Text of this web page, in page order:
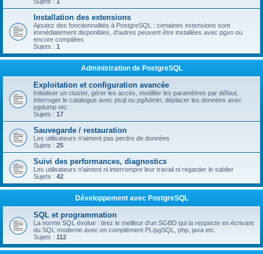
Installation des extensions
Ajoutez des fonctionnalités à PostgreSQL : certaines extensions sont
immédiatement disponibles, d'autres peuvent être installées avec pgxn ou
encore compilées
Sujets : 1
Administration de PostgreSQL
Exploitation et configuration avancée
Initialiser un cluster, gérer les accès, modifier les paramètres par défaut,
interroger le catalogue avec psql ou pgAdmin, déplacer les données avec
pgdump etc.
Sujets : 17
Sauvegarde / restauration
Les utilisateurs n'aiment pas perdre de données
Sujets : 25
Suivi des performances, diagnostics
Les utilisateurs n'aiment ni interrompre leur travail ni regarder le sablier
Sujets : 42
Développement avec PostgreSQL
SQL et programmation
La norme SQL évolue : tirez le meilleur d'un SGBD qui la respecte en écrivant
du SQL moderne avec en complément PL/pgSQL, php, java etc.
Sujets : 112